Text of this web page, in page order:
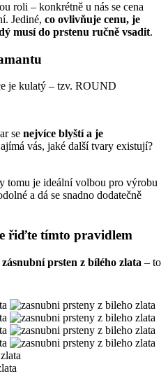
roli – konkrétně u nás se cena
Jediné, co ovlivňuje cenu, je
musí do prstenu ručně vsadit.
je kulatý – tzv. ROUND
se nejvíce blyští a je
vás, jaké další tvary existují?
tomu je ideální volbou pro výrobu
a dá se snadno dodatečně
řiďte tímto pravidlem
prsten z bílého zlata – to